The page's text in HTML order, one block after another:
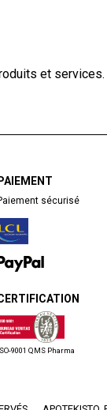
et services.
PAIEMENT
sécurisé
9001 QMS Pharma